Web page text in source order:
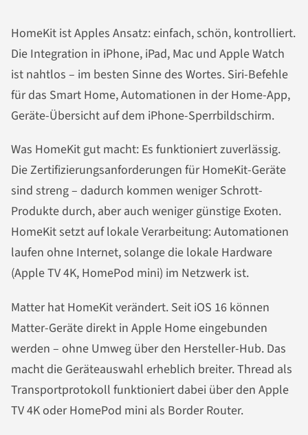
HomeKit ist Apples Ansatz: einfach, schön, kontrolliert.
Die Integration in iPhone, iPad, Mac und Apple Watch
ist nahtlos – im besten Sinne des Wortes. Siri-Befehle
für das Smart Home, Automationen in der Home-App,
Geräte-Übersicht auf dem iPhone-Sperrbildschirm.
Was HomeKit gut macht: Es funktioniert zuverlässig.
Die Zertifizierungsanforderungen für HomeKit-Geräte
sind streng – dadurch kommen weniger Schrott-
Produkte durch, aber auch weniger günstige Exoten.
HomeKit setzt auf lokale Verarbeitung: Automationen
laufen ohne Internet, solange die lokale Hardware
(Apple TV 4K, HomePod mini) im Netzwerk ist.
Matter hat HomeKit verändert. Seit iOS 16 können
Matter-Geräte direkt in Apple Home eingebunden
werden – ohne Umweg über den Hersteller-Hub. Das
macht die Geräteauswahl erheblich breiter. Thread als
Transportprotokoll funktioniert dabei über den Apple
TV 4K oder HomePod mini als Border Router.